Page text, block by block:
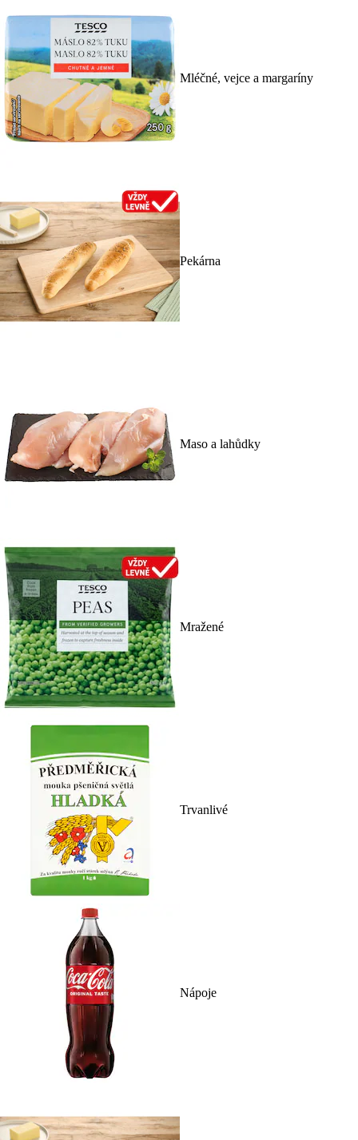
Mléčné, vejce a margaríny
Pekárna
Maso a lahůdky
Mražené
Trvanlivé
Nápoje